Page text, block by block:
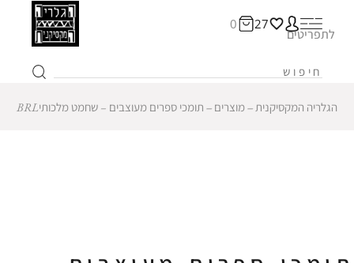
27
0
לתפריטים
הגלריה המקסיקנית ‒מוצרים ‒ תומכי ספרים מעוצבים – שחמט מלכותיBRL